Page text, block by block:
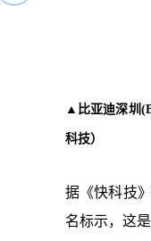
▲比亚迪深圳
科技）
据《快科技
名标示，这